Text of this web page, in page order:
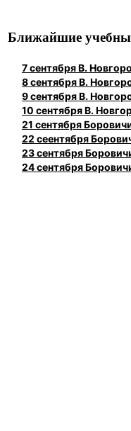
Ближайшие
7 сентября В.
8 сентября В.
9 сентября В.
10 сентября В.
21 сентября
22 сеентября
23 сентября
24 сентября